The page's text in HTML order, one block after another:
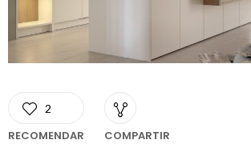
2
RECOMENDAR COMPARTIR